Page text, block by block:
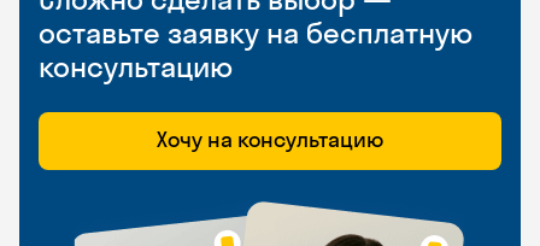
оставьте заявку на бесплатную
консультацию
Хочу на консультацию